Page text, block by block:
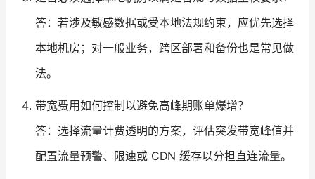
答：若涉及敏感数据或受本地法规约束，应优先选择
本地机房；对一般业务，跨区部署和备份也是常见做
法。
带宽费用如何控制以避免高峰期账单爆增？
答：选择流量计费透明的方案，评估突发带宽峰值并
配置流量预警、限速或 CDN 缓存以分担直连流量。